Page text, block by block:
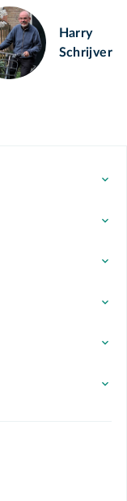
Harry
Schrijver